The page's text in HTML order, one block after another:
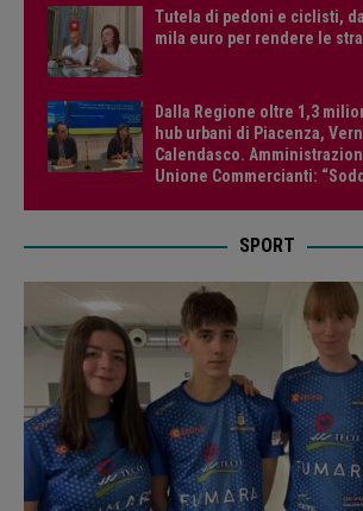
Tutela di pedoni e ciclisti,
mila euro per rendere le
Dalla Regione oltre 1,3
hub urbani di Piacenza,
Calendasco.
Unione Commercianti:
SPORT